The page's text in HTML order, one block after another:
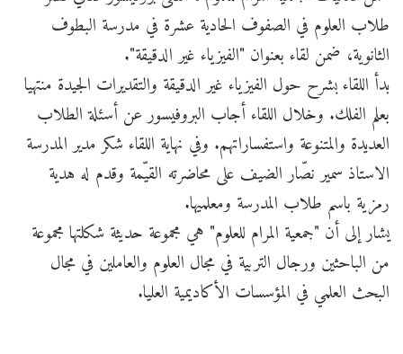
طلاب العلوم في الصفوف الحادية عشرة في مدرسة البطوف
الثانوية، ضمن لقاء بعنوان "الفيزياء غير الدقيقة".
بدأ اللقاء بشرح حول الفيزياء غير الدقيقة والتقديرات الجيدة منتهيا
بعلم الفلك. وخلال اللقاء أجاب البروفيسور عن أسئلة الطلاب
العديدة والمتنوعة واستفساراتهم. وفي نهاية اللقاء شكر مدير المدرسة
الاستاذ سمير نصّار الضيف على محاضرته القيّمة وقدم له هدية
رمزية باسم طلاب المدرسة ومعلميها.
يشار إلى أن "جمعية المرام للعلوم" هي مجموعة حديثة شكلتها مجموعة
من الباحثين ورجال التربية في مجال العلوم والعاملين في مجال
البحث العلمي في المؤسسات الأكاديمية العليا.